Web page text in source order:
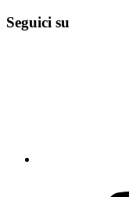
Seguici su